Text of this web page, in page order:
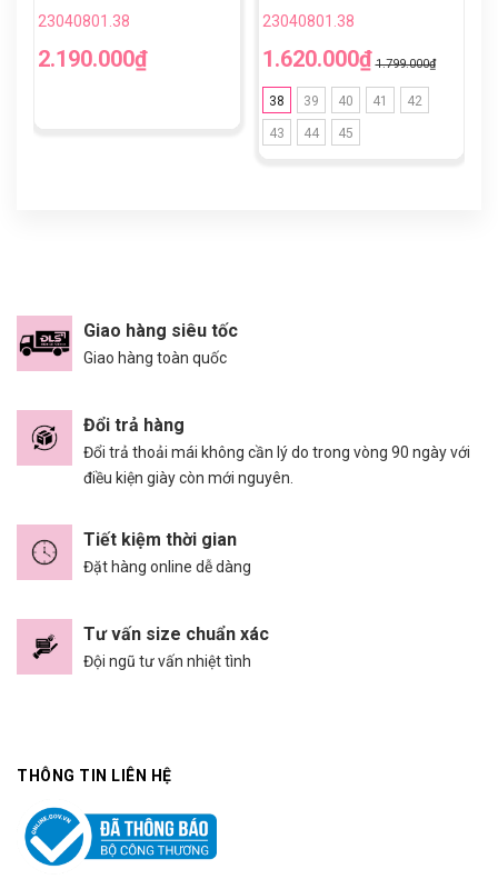
23040801.38
2.190.000₫
Đen TF
23040801.38
1.620.000₫ 1.799.000₫
38 39 40 41 42
43 44 45
Giao hàng siêu tốc
Giao hàng toàn quốc
Đổi trả hàng
Đổi trả thoải mái không cần lý do trong vòng 90 ngày với
điều kiện giày còn mới nguyên.
Tiết kiệm thời gian
Đặt hàng online dễ dàng
Tư vấn size chuẩn xác
Đội ngũ tư vấn nhiệt tình
THÔNG TIN LIÊN HỆ